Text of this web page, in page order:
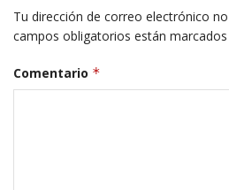
Tu dirección de correo electrónico
campos obligatorios están
Comentario *